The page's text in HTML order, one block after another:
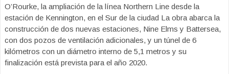
O’Rourke, la ampliación de la línea Northern Line desde la
estación de Kennington, en el Sur de la ciudad La obra abarca la
construcción de dos nuevas estaciones, Nine Elms y Battersea,
con dos pozos de ventilación adicionales, y un túnel de 6
kilómetros con un diámetro interno de 5,1 metros y su
finalización está prevista para el año 2020.